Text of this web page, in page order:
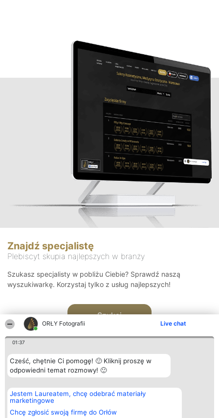
ORŁY Fotografii Live chat
01:37
Cześć, chętnie Ci pomogę! 🙂 Kliknij proszę w
odpowiedni temat rozmowy! 🙂
Jestem Laureatem, chcę odebrać materiały
marketingowe
Chcę zgłosić swoją firmę do Orłów
Znajdź specjalistę
Plebiscyt skupia najlepszych w branży
Szukasz specjalisty w pobliżu Ciebie? Sprawdź naszą
wyszukiwarkę. Korzystaj tylko z usług najlepszych!
Szukaj
Organizator plebiscytu
Bright Side Solutions sp. z o.
o. sp. k.
ul. Ruska 22
Wrocław 50-079
Plebiscyt
Laureaci
wszystkich
Laureatów
Kontakt
Kontakt